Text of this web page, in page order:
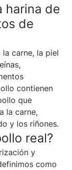
harina de
de
carne, la piel
contienen
que
la carne,
y los riñones.
real?
y
como